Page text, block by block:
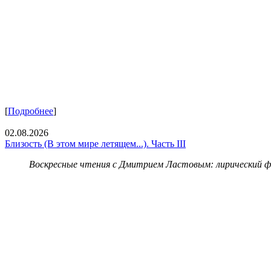
[Подробнее]
02.08.2026
Близость (В этом мире летящем...). Часть III
Воскресные чтения с Дмитрием Ластовым: лирический